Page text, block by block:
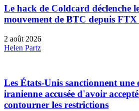
Le hack de Coldcard déclenche
mouvement de BTC depuis
2 août 2026
Helen Partz
Les États-Unis sanctionnent
iranienne accusée d'avoir
contourner les restrictions